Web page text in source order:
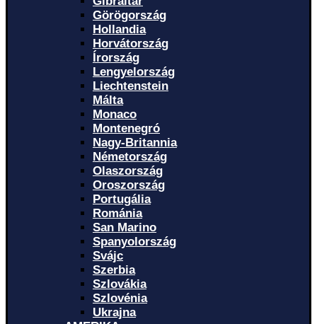
Görögország
Hollandia
Horvátország
Írország
Lengyelország
Liechtenstein
Málta
Monaco
Montenegró
Nagy-Britannia
Németország
Olaszország
Oroszország
Portugália
Románia
San Marino
Spanyolország
Svájc
Szerbia
Szlovákia
Szlovénia
Ukrajna